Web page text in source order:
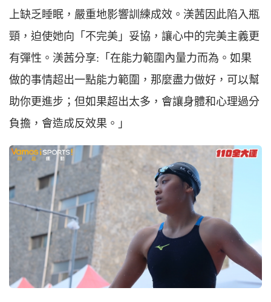
上缺乏睡眠，嚴重地影響訓練成效。渼茜因此陷入瓶
頸，迫使她向「不完美」妥協，讓心中的完美主義更
有彈性。渼茜分享:「在能力範圍內量力而為。如果
做的事情超出一點能力範圍，那麼盡力做好，可以幫
助你更進步；但如果超出太多，會讓身體和心理過分
負擔，會造成反效果。」